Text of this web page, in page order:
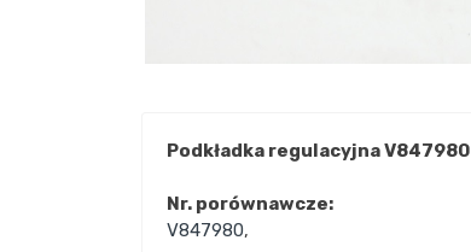
Podkładka regulacyjna V847980
Nr. porównawcze:
V847980,